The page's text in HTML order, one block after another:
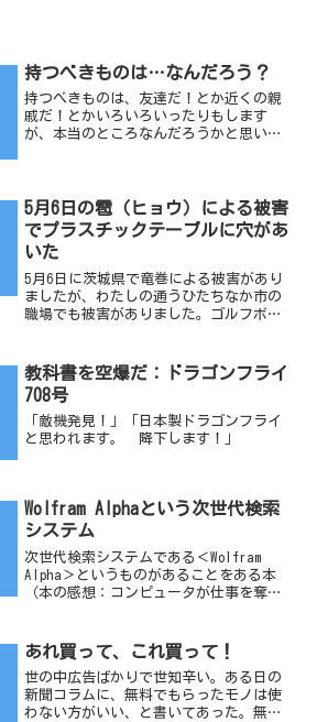
持つべきものは…なんだろう？
持つべきものは、友達だ！とか近くの親
戚だ！とかいろいろいったりもします
が、本当のところなんだろうかと思いま
5月6日の雹（ヒョウ）による被害
でプラスチックテーブルに穴があ
いた
5月6日に茨城県で竜巻による被害があり
ましたが、わたしの通うひたちなか市の
職場でも被害がありました。ゴルフボー
ウ）によって穴があいたプラスティクテ
ーブル】記録とし...
教科書を空爆だ：ドラゴンフライ
708号
「敵機発見！」「日本製ドラゴンフライ
と思われます。 降下します！」
Wolfram Alphaという次世代検索
システム
次世代検索システムである＜Wolfram
Alpha＞というものがあることをある本
（本の感想：コンピュータが仕事を奪
あれ買って、これ買って！
世の中広告ばかりで世知辛い。ある日の
新聞コラムに、無料でもらったモノは使
わない方がいい、と書いてあった。無料